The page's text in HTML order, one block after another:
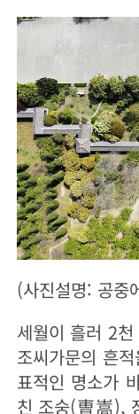
(사진설명: 공중
세월이 흘러 2
조씨가문의 흔
표적인 명소가
친 조숭(曺嵩),